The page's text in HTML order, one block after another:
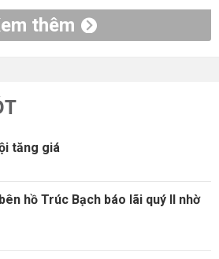
thêm
tăng giá
hồ Trúc Bạch báo lãi quý II nhờ